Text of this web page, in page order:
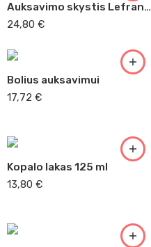
Auksavimo skystis Lefranc – laiton 75 ml
24,80 €
Bolius auksavimui
17,72 €
Kopalo lakas 125 ml
13,80 €